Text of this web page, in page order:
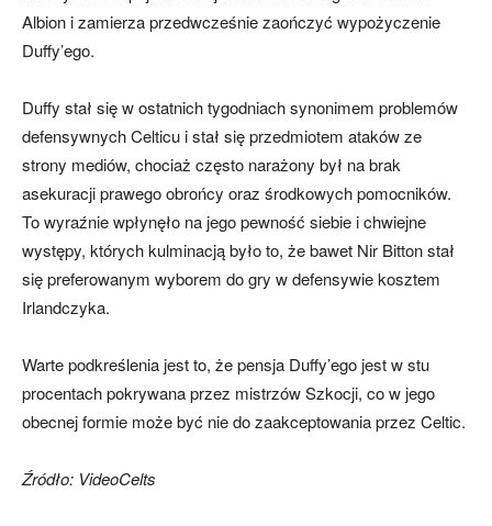
Albion i zamierza przedwcześnie zaończyć wypożyczenie
Duffy’ego.
Duffy stał się w ostatnich tygodniach synonimem problemów
defensywnych Celticu i stał się przedmiotem ataków ze
strony mediów, chociaż często narażony był na brak
asekuracji prawego obrońcy oraz środkowych pomocników.
To wyraźnie wpłynęło na jego pewność siebie i chwiejne
występy, których kulminacją było to, że bawet Nir Bitton stał
się preferowanym wyborem do gry w defensywie kosztem
Irlandczyka.
Warte podkreślenia jest to, że pensja Duffy’ego jest w stu
procentach pokrywana przez mistrzów Szkocji, co w jego
obecnej formie może być nie do zaakceptowania przez Celtic.
Źródło: VideoCelts